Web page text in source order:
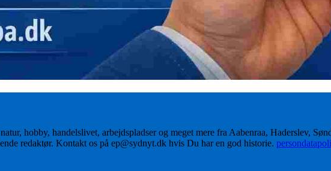
hobby, handelslivet, arbejdspladser og meget mere fra Aabenraa, Haderslev,
redaktør. Kontakt os på ep@sydnyt.dk hvis Du har en god historie.